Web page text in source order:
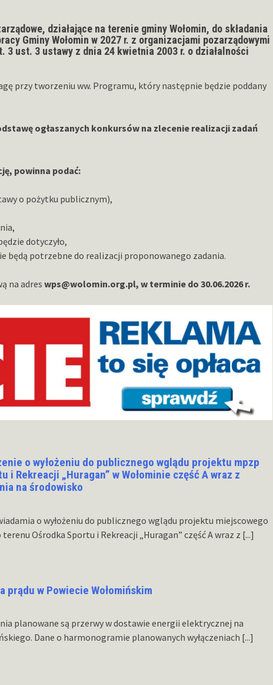
działające na terenie gminy Wołomin, do składania
Gminy Wołomin w 2027 r. z organizacjami pozarządowymi
3 ust. 3 ustawy z dnia 24 kwietnia 2003 r. o działalności
przy tworzeniu ww. Programu, który następnie będzie poddany
ogłaszanych konkursów na zlecenie realizacji zadań
powinna podać:
o pożytku publicznym),
dotyczyło,
będą potrzebne do realizacji proponowanego zadania.
na adres wps@wolomin.org.pl, w terminie do 30.06.2026 r.
o wyłożeniu do publicznego wglądu projektu mpzp
i Rekreacji „Huragan” w Wołominie część A wraz z
na środowisko
o wyłożeniu do publicznego wglądu projektu miejscowego
Ośrodka Sportu i Rekreacji „Huragan” część A wraz z [...]
prądu w Powiecie Wołomińskim
planowane są przerwy w dostawie energii elektrycznej na
Dane o harmonogramie planowanych wyłączeniach [...]